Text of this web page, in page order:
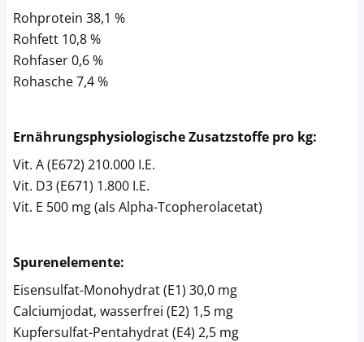
Rohprotein 38,1 %
Rohfett 10,8 %
Rohfaser 0,6 %
Rohasche 7,4 %
Ernährungsphysiologische Zusatzstoffe pro kg:
Vit. A (E672) 210.000 I.E.
Vit. D3 (E671) 1.800 I.E.
Vit. E 500 mg (als Alpha-Tcopherolacetat)
Spurenelemente:
Eisensulfat-Monohydrat (E1) 30,0 mg
Calciumjodat, wasserfrei (E2) 1,5 mg
Kupfersulfat-Pentahydrat (E4) 2,5 mg